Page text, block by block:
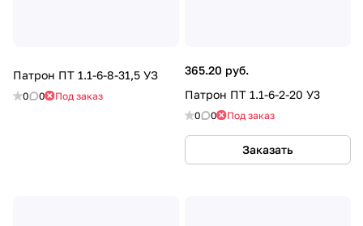
Патрон ПТ 1.1-6-8-31,5 УЗ
0 0 Под заказ
365.20 руб.
Патрон ПТ 1.1-6-2-20 У3
0 0 Под заказ
Заказать